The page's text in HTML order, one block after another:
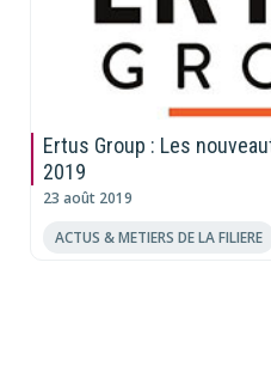
Ertus Group : Les
2019
23 août 2019
ACTUS & METIERS DE LA FILIERE